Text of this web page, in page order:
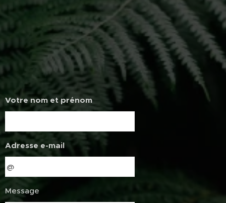
Votre nom et prénom
Adresse e-mail
Message